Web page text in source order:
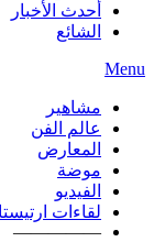
أحدث الأخبار
الشائع
Menu
مشاهير
عالم الفن
المعارض
موضة
الفيديو
لقاءات ارتيستا
—————